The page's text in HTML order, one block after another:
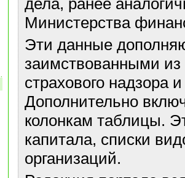
дела, ранее
Министерства
Эти данные
заимствованными
страхового надзора
Дополнительно
колонкам таблицы.
капитала, списки
организаций.